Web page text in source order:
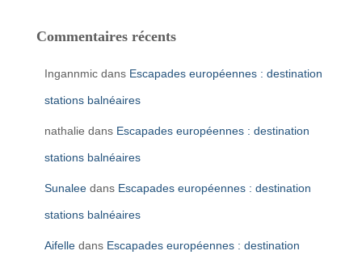
Commentaires récents
Ingannmic dans Escapades européennes : destination
stations balnéaires
nathalie dans Escapades européennes : destination
stations balnéaires
Sunalee dans Escapades européennes : destination
stations balnéaires
Aifelle dans Escapades européennes : destination